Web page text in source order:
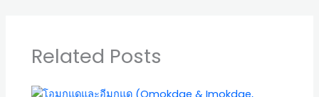
Related Posts